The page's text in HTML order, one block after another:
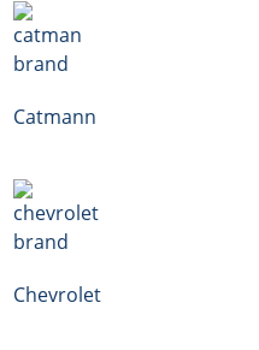
Catmann
Chevrolet